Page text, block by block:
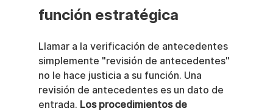
función estratégica
Llamar a la verificación de antecedentes
simplemente "revisión de antecedentes"
no le hace justicia a su función. Una
revisión de antecedentes es un dato de
entrada. Los procedimientos de